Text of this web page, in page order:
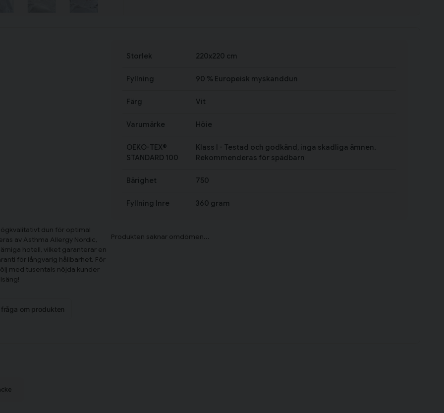
dun för optimal
av Asthma Allergy Nordic,
hotell, vilket garanterar en
för långvarig hållbarhet. För
med tusentals nöjda kunder
om produkten
Storlek 220x220 cm
Fyllning 90 % Europeisk myskanddun
Färg Vit
Varumärke Höie
OEKO-TEX®
STANDARD 100
Klass I - Testad och godkänd, inga skadliga ämnen.
Rekommenderas för spädbarn
Bärighet 750
Fyllning Inre 360 gram